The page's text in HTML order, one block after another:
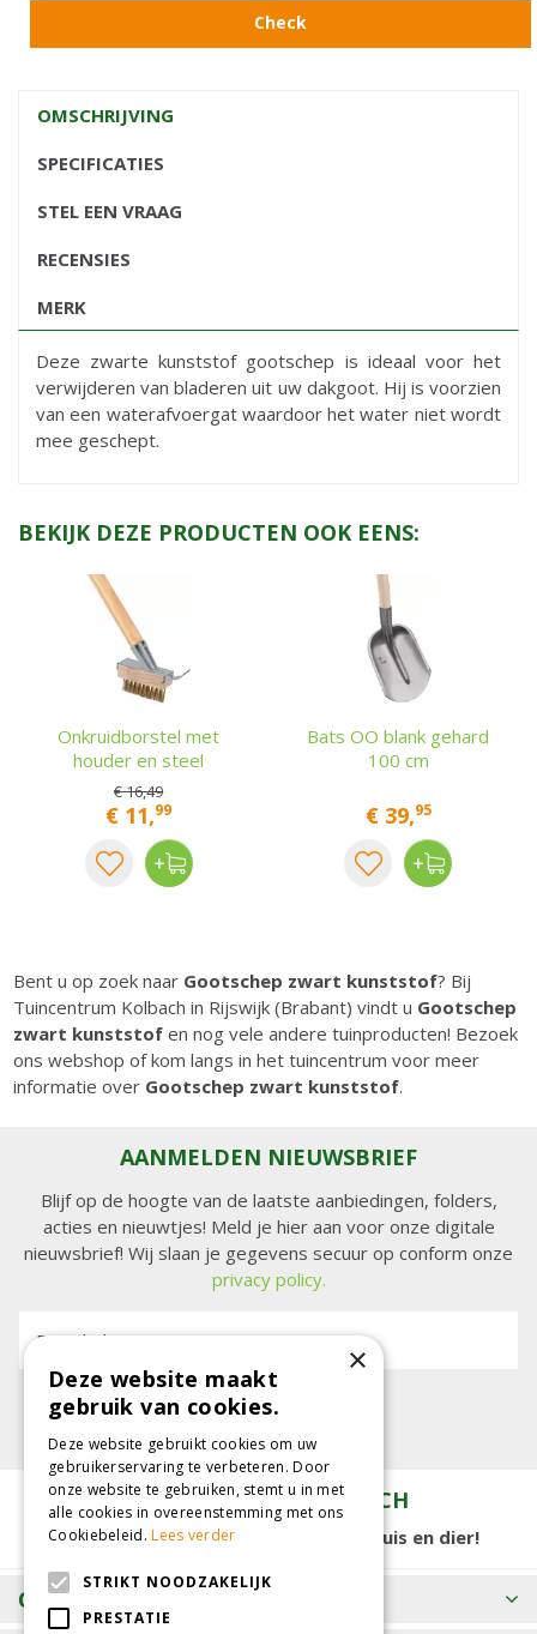
Check
OMSCHRIJVING
SPECIFICATIES
STEL EEN VRAAG
RECENSIES
MERK
Deze zwarte kunststof gootschep is ideaal voor het
verwijderen van bladeren uit uw dakgoot. Hij is voorzien
van een waterafvoergat waardoor het water niet wordt
mee geschept.
BEKIJK DEZE PRODUCTEN OOK EENS:
Onkruidborstel met
houder en steel
€16,49
€ 11,99
Bats OO blank gehard
100 cm
€ 39,95
Bent u op zoek naar Gootschep zwart kunststof? Bij
Tuincentrum Kolbach in Rijswijk (Brabant) vindt u Gootschep
zwart kunststof en nog vele andere tuinproducten! Bezoek
ons webshop of kom langs in het tuincentrum voor meer
informatie over Gootschep zwart kunststof.
AANMELDEN NIEUWSBRIEF
Blijf op de hoogte van de laatste aanbiedingen, folders,
acties en nieuwtjes! Meld je hier aan voor onze digitale
nieuwsbrief! Wij slaan je gegevens secuur op conform onze
privacy policy.
E-mailadres:
TUINCENTRUM KOLBACH
15.000 m2 winkelplezier voor tuin, huis en dier!
OPENINGSTIJDEN
×
Deze website maakt
gebruik van cookies.
Deze website gebruikt cookies om uw
gebruikerservaring te verbeteren. Door
onze website te gebruiken, stemt u in met
alle cookies in overeenstemming met ons
Cookiebeleid.Lees verder
STRIKT NOODZAKELIJK
PRESTATIE